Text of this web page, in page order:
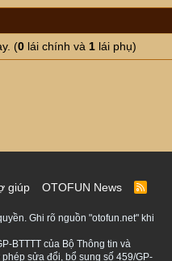
(0 lái chính và 1 lái phụ)
giúp OTOFUN News
R
S
Ghi rõ nguồn "otofun.net" khi
BTTTT của Bộ Thông tin và
sửa đổi, bổ sung số 459/GP-